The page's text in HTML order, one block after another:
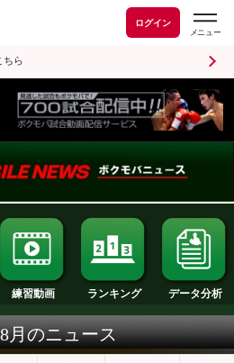
ログイン
ちら
練習動画 ランキング